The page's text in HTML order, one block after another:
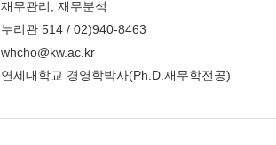
재무관리, 재무분석
누리관 514 / 02)940-8463
whcho@kw.ac.kr
연세대학교 경영학박사(Ph.D.재무학전공)